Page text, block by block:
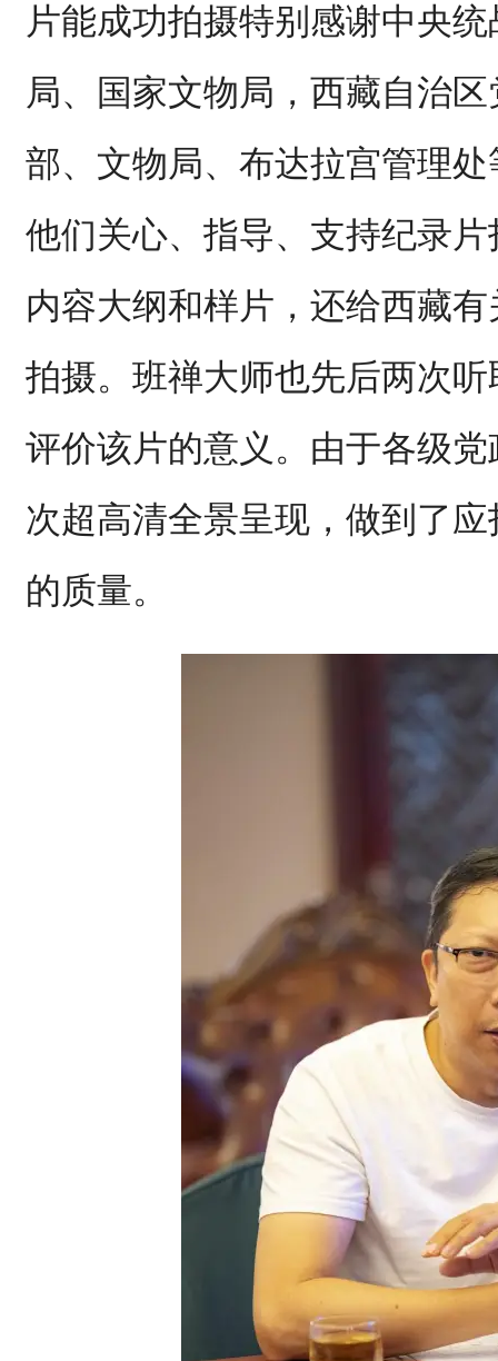
片能成功拍摄特别感谢中央
局、国家文物局，西藏自治
部、文物局、布达拉宫管理
他们关心、指导、支持纪录
内容大纲和样片，还给西藏
拍摄。班禅大师也先后两次
评价该片的意义。由于各级
次超高清全景呈现，做到了
的质量。